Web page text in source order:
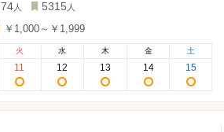
74 人 5315 人
￥1,000～￥1,999
火
11
水
12
木
13
金
14
土
15